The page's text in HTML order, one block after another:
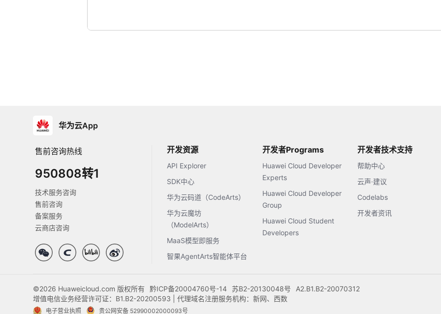
华为云App
售前咨询热线
950808转1
技术服务咨询
售前咨询
备案服务
云商店咨询
开发资源
API Explorer
SDK中心
华为云码道（CodeArts）
华为云魔坊
（ModelArts）
MaaS模型即服务
智果AgentArts智能体平台
开发者Programs
Huawei Cloud Developer
Experts
Huawei Cloud Developer
Group
Huawei Cloud Student
Developers
开发者技术支持
帮助中心
云声·建议
Codelabs
开发者资讯
©2026 Huaweicloud.com 版权所有 黔ICP备20004760号-14 苏B2-20130048号
A2.B1.B2-20070312
增值电信业务经营许可证：B1.B2-20200593 | 代理域名注册服务机构：新网、西数
电子营业执照 贵公网安备 52990002000093号